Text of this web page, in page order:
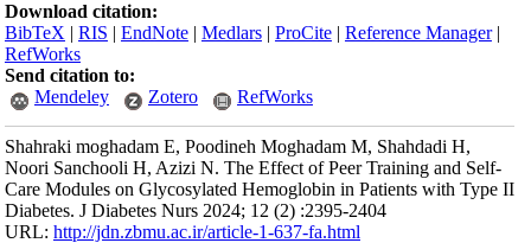
Download citation:
BibTeX |RIS |EndNote |Medlars |ProCite |Reference Manager
RefWorks
Send citation to:
Mendeley
Zotero RefWorks
Shahraki moghadam E, Poodineh Moghadam M, Shahdadi H,
Noori Sanchooli H, Azizi N. The Effect of Peer Training and Self-
Care Modules on Glycosylated Hemoglobin in Patients with Type II
Diabetes. J Diabetes Nurs 2024; 12 (2) :2395-2404
URL:http://jdn.zbmu.ac.ir/article-1-637-fa.html